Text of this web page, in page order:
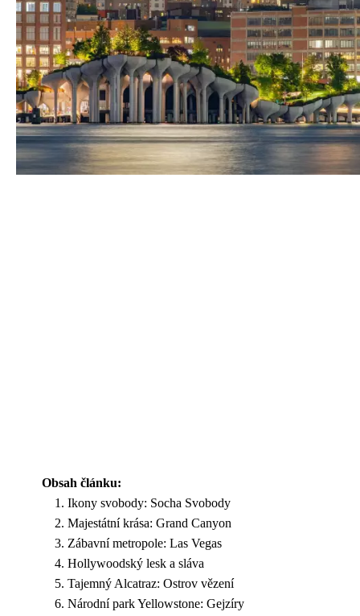
Obsah článku:
Ikony svobody: Socha Svobody
Majestátní krása: Grand Canyon
Zábavní metropole: Las Vegas
Hollywoodský lesk a sláva
Tajemný Alcatraz: Ostrov vězení
Národní park Yellowstone: Gejzíry